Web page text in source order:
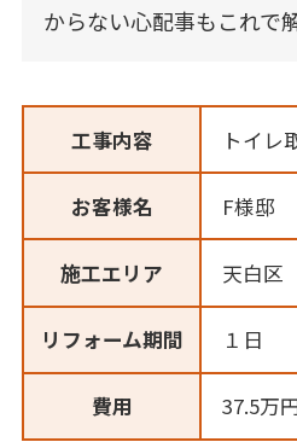
からない心配事もこれで
工事内容 トイレ
お客様名 F様邸
施工エリア 天白区
リフォーム期間 １日
費用 37.5万